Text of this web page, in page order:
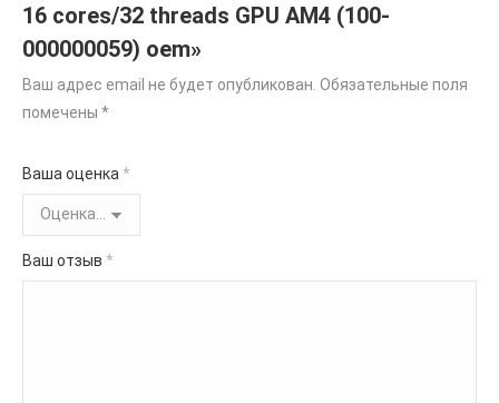
16 cores/32 threads GPU AM4 (100-
000000059) oem»
Ваш адрес email не будет опубликован. Обязательные поля
помечены *
Ваша оценка *
Ваш отзыв *